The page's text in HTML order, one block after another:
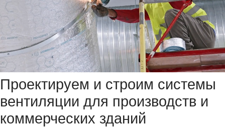
Проектируем и строим системы
вентиляции для производств и
коммерческих зданий